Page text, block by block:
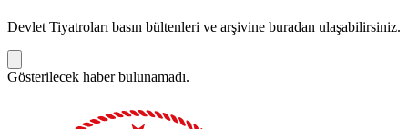
Devlet Tiyatroları basın bültenleri ve arşivine buradan ulaşabilirsiniz.
Gösterilecek haber bulunamadı.